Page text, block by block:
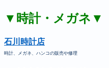
▼時計・メガネ▼
石川時計店
時計、メガネ、ハンコの販売や修理